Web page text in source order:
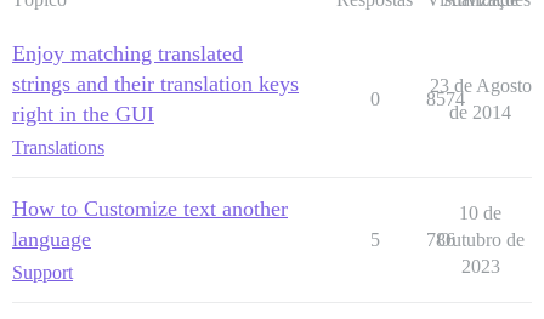
Enjoy matching translated
strings and their translation keys
right in the GUI
Translations
0 8574
23 de Agosto
de 2014
How to Customize text another
language
Support
5 786
10 de
Outubro de
2023